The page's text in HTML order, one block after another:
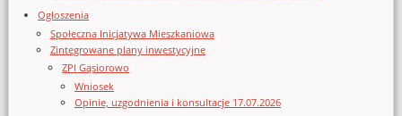
Ogłoszenia
Społeczna Inicjatywa Mieszkaniowa
Zintegrowane plany inwestycyjne
ZPI Gąsiorowo
Wniosek
Opinie, uzgodnienia i konsultacje 17.07.2026